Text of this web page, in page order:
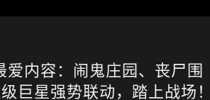
内容：闹鬼庄园、丧尸围
巨星强势联动，踏上战场！